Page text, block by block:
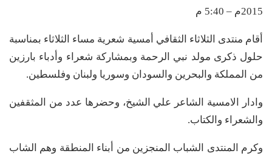
2015م – 5:40 م
أقام منتدى الثلاثاء الثقافي أمسية شعرية مساء الثلاثاء بمناسبة
حلول ذكرى مولد نبي الرحمة وبمشاركة شعراء وأدباء بارزين
من المملكة والبحرين والسودان وسوريا ولبنان وفلسطين.
وادار الامسية الشاعر علي الشيخ، وحضرها عدد من المثقفين
والشعراء والكتاب.
وكرم المنتدى الشباب المنجزين من أبناء المنطقة وهم الشاب